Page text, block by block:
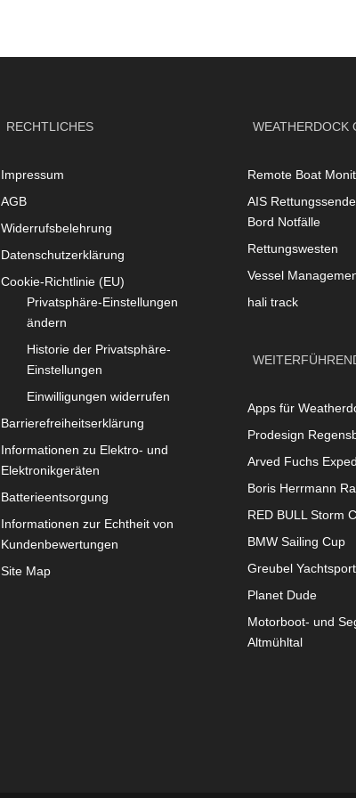
RECHTLICHES
Impressum
AGB
Widerrufsbelehrung
Datenschutzerklärung
Cookie-Richtlinie (EU)
Privatsphäre-Einstellungen
ändern
Historie der Privatsphäre-
Einstellungen
Einwilligungen widerrufen
Barrierefreiheitserklärung
Informationen zu Elektro- und
Elektronikgeräten
Batterieentsorgung
Informationen zur Echtheit von
Kundenbewertungen
Site Map
WEATHERDOCK
Remote Boat
AIS
Bord Notfälle
Rettungswesten
Vessel
hali track
Apps für
Prodesign
Arved Fuchs
Boris Herrmann
RED BULL Storm
BMW Sailing Cup
Greubel Yachtsport
Planet Dude
Motorboot- und
Altmühltal